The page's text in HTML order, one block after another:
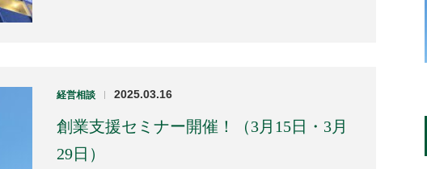
経営相談 | 2025.03.16
創業支援セミナー開催！（3月15日・3月
29日）